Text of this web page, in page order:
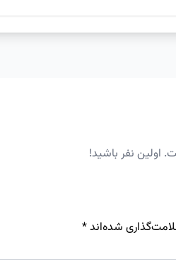
اولین نفر باشید!
شده‌اند*